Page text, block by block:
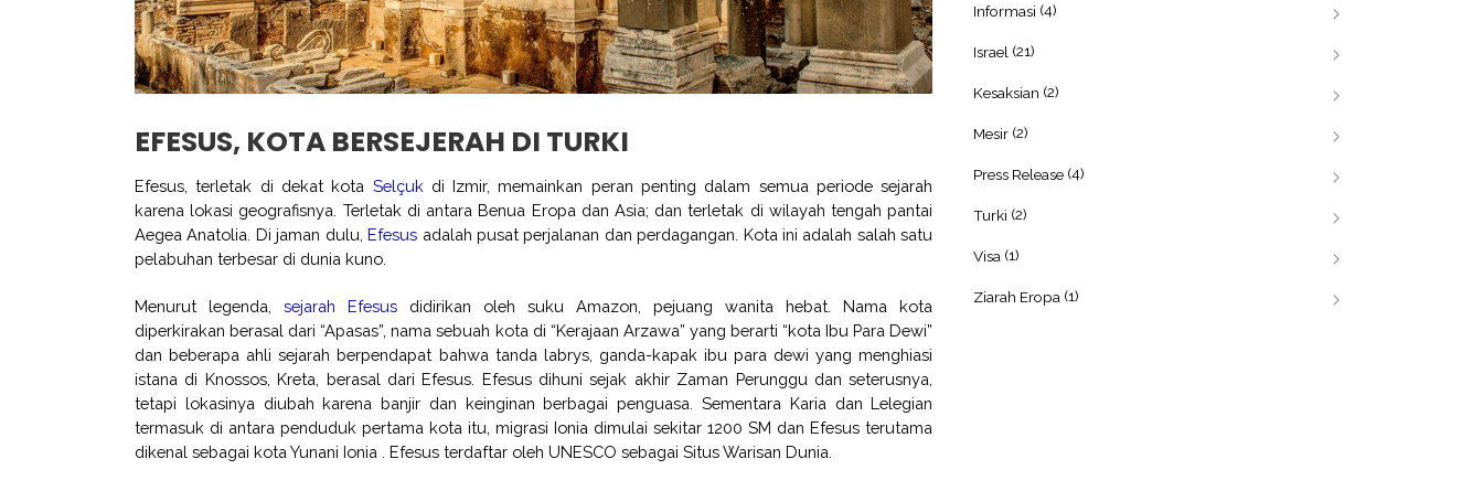
EFESUS, KOTA BERSEJERAH DI TURKI
Efesus, terletak di dekat kota Selçuk di Izmir, memainkan peran penting dalam semua periode sejarah
karena lokasi geografisnya. Terletak di antara Benua Eropa dan Asia; dan terletak di wilayah tengah pantai
Aegea Anatolia. Di jaman dulu,Efesus adalah pusat perjalanan dan perdagangan. Kota ini adalah salah satu
pelabuhan terbesar di dunia kuno.
Menurut legenda,sejarah Efesus didirikan oleh suku Amazon, pejuang wanita hebat. Nama kota
diperkirakan berasal dari “Apasas”, nama sebuah kota di “Kerajaan Arzawa” yang berarti “kota Ibu Para Dewi”
dan beberapa ahli sejarah berpendapat bahwa tanda labrys, ganda-kapak ibu para dewi yang menghiasi
istana di Knossos, Kreta, berasal dari Efesus. Efesus dihuni sejak akhir Zaman Perunggu dan seterusnya,
tetapi lokasinya diubah karena banjir dan keinginan berbagai penguasa. Sementara Karia dan Lelegian
termasuk di antara penduduk pertama kota itu, migrasi Ionia dimulai sekitar 1200 SM dan Efesus terutama
dikenal sebagai kota Yunani Ionia . Efesus terdaftar oleh UNESCO sebagai Situs Warisan Dunia.
Informasi (4)
Israel (21)
Kesaksian (2)
Mesir (2)
Press Release (4)
Turki (2)
Visa (1)
Ziarah Eropa (1)